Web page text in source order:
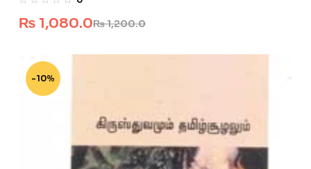
₨1,200.0
₨ 1,080.0
-10%